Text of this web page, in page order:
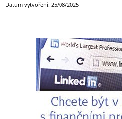
Datum vytvoření: 25/08/2025